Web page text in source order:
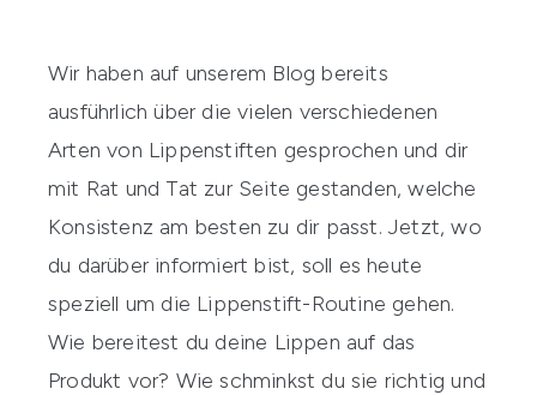
Wir haben auf unserem Blog bereits
ausführlich über die vielen verschiedenen
Arten von Lippenstiften gesprochen und dir
mit Rat und Tat zur Seite gestanden, welche
Konsistenz am besten zu dir passt. Jetzt, wo
du darüber informiert bist, soll es heute
speziell um die Lippenstift-Routine gehen.
Wie bereitest du deine Lippen auf das
Produkt vor? Wie schminkst du sie richtig und